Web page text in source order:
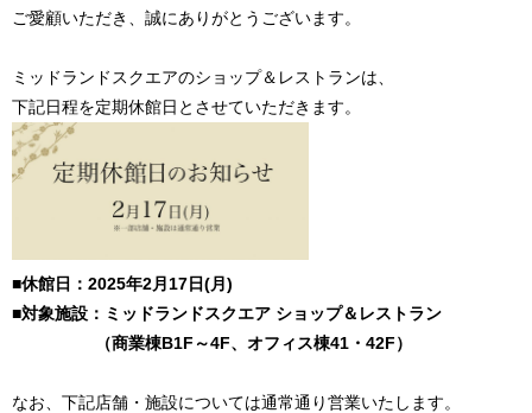
ご愛顧いただき、誠にありがとうございます。
ミッドランドスクエアのショップ＆レストランは、
下記日程を定期休館日とさせていただきます。
■休館日：2025年2月17日(月)
■対象施設：ミッドランドスクエア ショップ＆レストラン
（商業棟B1F～4F、オフィス棟41・42F）
なお、下記店舗・施設については通常通り営業いたします。